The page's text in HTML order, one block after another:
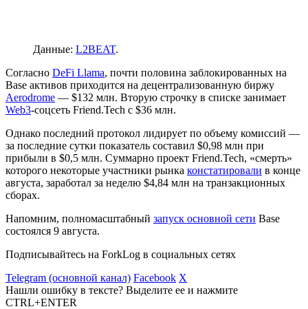
Данные: L2BEAT.
Согласно DeFi Llama, почти половина заблокированных на
Base активов приходится на децентрализованную биржу
Aerodrome — $132 млн. Вторую строчку в списке занимает
Web3-соцсеть Friend.Tech с $36 млн.
Однако последний протокол лидирует по объему комиссий —
за последние сутки показатель составил $0,98 млн при
прибыли в $0,5 млн. Суммарно проект Friend.Tech, «смерть»
которого некоторые участники рынка констатировали в конце
августа, заработал за неделю $4,84 млн на транзакционных
сборах.
Напомним, полномасштабный запуск основной сети Base
состоялся 9 августа.
Подписывайтесь на ForkLog в социальных сетях
Telegram (основной канал) Facebook X
Нашли ошибку в тексте? Выделите ее и нажмите
CTRL+ENTER